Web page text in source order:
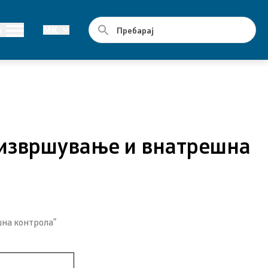
Јавни набавки
и внатрешна
контрола”